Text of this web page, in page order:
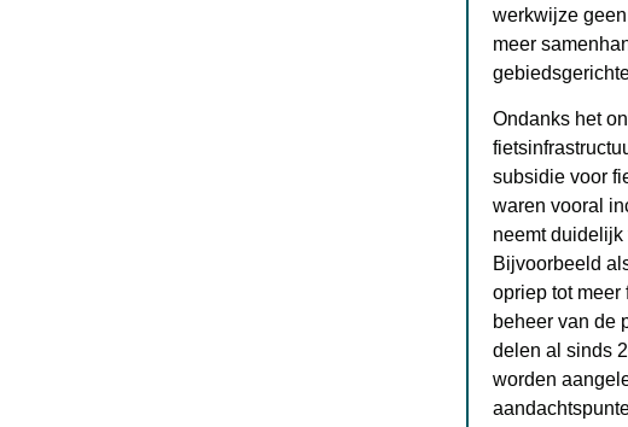
werkwijze
meer
Ondanks het
subsidie voor
waren vooral
neemt
Bijvoorbeeld
opriep tot
beheer van de
delen al sinds
worden